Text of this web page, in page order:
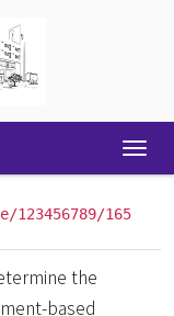
165
the
based